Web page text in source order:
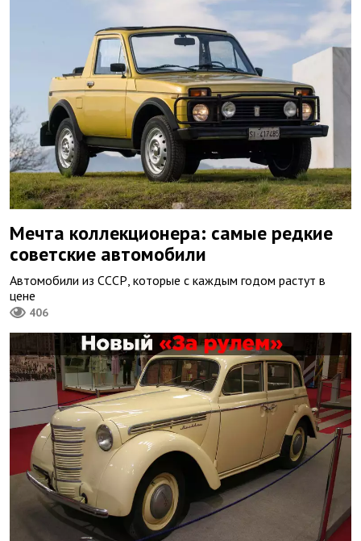
Мечта коллекционера: самые редкие
советские автомобили
Автомобили из СССР, которые с каждым годом растут в
цене
406